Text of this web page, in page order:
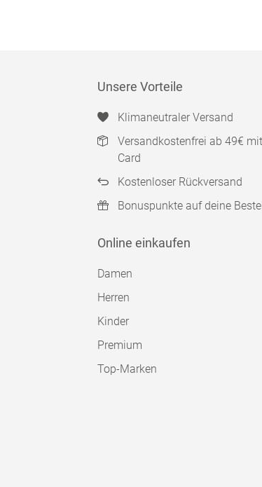
Unsere Vorteile
Klimaneutraler Versand
Versandkostenfrei ab 49€
Card
Kostenloser Rückversand
Bonuspunkte auf deine
Online einkaufen
Damen
Herren
Kinder
Premium
Top-Marken